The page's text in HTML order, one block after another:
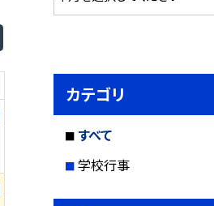
カテゴリ
すべて
学校行事